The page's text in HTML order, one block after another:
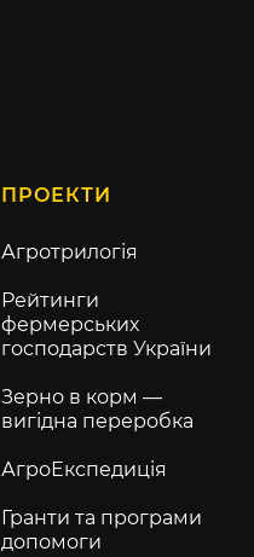
ПРОЕКТИ
Агротрилогія
Рейтинги
фермерських
господарств України
Зерно в корм —
вигідна переробка
АгроЕкспедиція
Гранти та програми
допомоги